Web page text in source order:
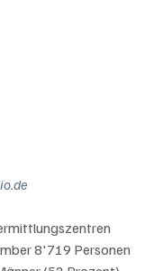
8'719 Personen